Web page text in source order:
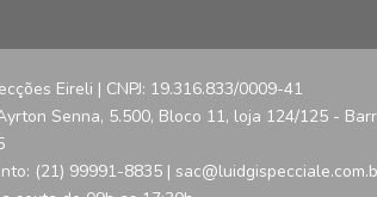
Eireli | CNPJ: 19.316.833/0009-41
Senna, 5.500, Bloco 11, loja 124/125 -
(21) 99991-8835 |